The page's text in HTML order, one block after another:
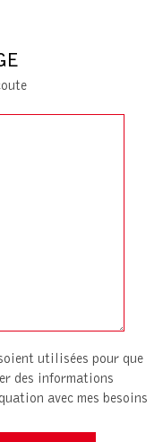
utilisées pour que
des informations
avec mes besoins